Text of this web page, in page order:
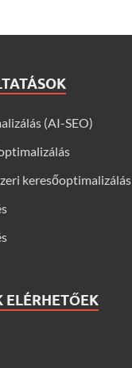
(AI-SEO)
keresőoptimalizálás